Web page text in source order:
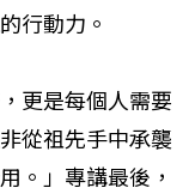
行動力。
更是每個人需要
從祖先手中承襲
。」專講最後，